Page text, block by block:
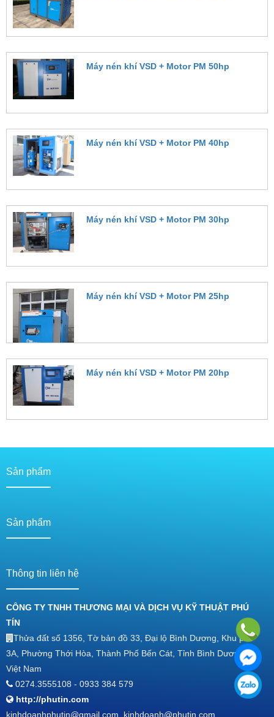
Máy nén khí VSD + Motor PM 50hp
Máy nén khí VSD + Motor PM 40hp
Máy nén khí VSD + Motor PM 30hp
Máy nén khí VSD + Motor PM 25hp
Máy nén khí VSD + Motor PM 20hp
Sản phẩm
Sản phẩm
Thông tin liên hệ
CÔNG TY TNHH THƯƠNG MẠI VÀ DỊCH VỤ KỸ THUẬT PHÚ
TÍN
Thửa đất số 1356, Tờ bản đồ 33, Đại lộ Bình Dương, Khu phố
3A, Phường Thới Hòa, Thành Phố Bến Cát, Tỉnh Bình Dương,
Việt Nam
0274.3555108 - 0933 384 579
http://phutin.com
kinhdoanhphutin@gmail.com, kinhdoanh@phutin.com